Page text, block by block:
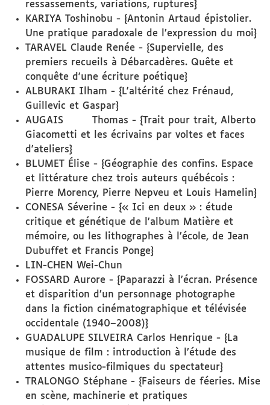
ressassements, variations, ruptures}
KARIYA Toshinobu - {Antonin Artaud épistolier.
Une pratique paradoxale de l’expression du moi}
TARAVEL Claude Renée - {Supervielle, des
premiers recueils à Débarcadères. Quête et
conquête d'une écriture poétique}
ALBURAKI Ilham - {L'altérité chez Frénaud,
Guillevic et Gaspar}
AUGAIS Thomas - {Trait pour trait, Alberto
Giacometti et les écrivains par voltes et faces
d'ateliers}
BLUMET Élise - {Géographie des confins. Espace
et littérature chez trois auteurs québécois :
Pierre Morency, Pierre Nepveu et Louis Hamelin}
CONESA Séverine - {« Ici en deux » : étude
critique et génétique de l’album Matière et
mémoire, ou les lithographes à l’école, de Jean
Dubuffet et Francis Ponge}
LIN-CHEN Wei-Chun
FOSSARD Aurore - {Paparazzi à l’écran. Présence
et disparition d’un personnage photographe
dans la fiction cinématographique et télévisée
occidentale (1940–2008)}
GUADALUPE SILVEIRA Carlos Henrique - {La
musique de film : introduction à l’étude des
attentes musico-filmiques du spectateur}
TRALONGO Stéphane - {Faiseurs de féeries. Mise
en scène, machinerie et pratiques